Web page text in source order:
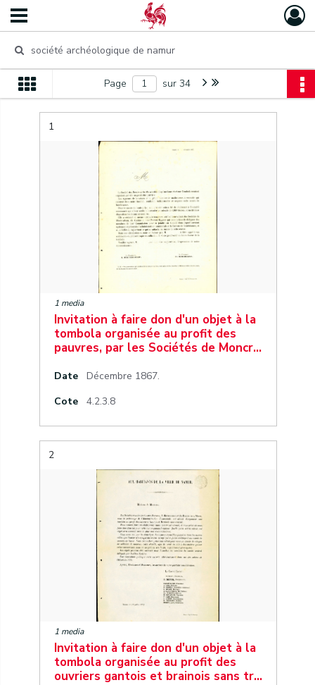
Page sur 34
1
1 media
Invitation à faire don d'un objet à la
tombola organisée au profit des
pauvres, par les Sociétés de Moncr…
Date
Décembre 1867.
Cote
4.2.3.8
2
1 media
Invitation à faire don d'un objet à la
tombola organisée au profit des
ouvriers gantois et brainois sans tr…